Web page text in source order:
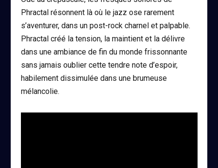
Phractal résonnent là où le jazz ose rarement
s’aventurer, dans un post-rock charnel et palpable.
Phractal créé la tension, la maintient et la délivre
dans une ambiance de fin du monde frissonnante
sans jamais oublier cette tendre note d’espoir,
habilement dissimulée dans une brumeuse
mélancolie.